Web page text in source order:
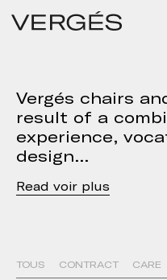
Vergés chairs
result of a
experience,
design
Read
TOUS CONTRACT CARE